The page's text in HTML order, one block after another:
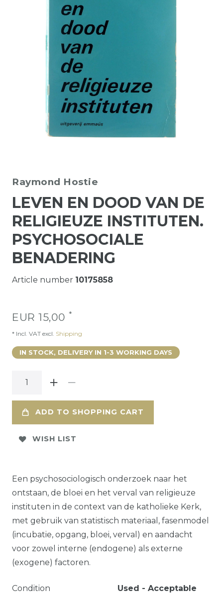
Raymond Hostie
LEVEN EN DOOD VAN DE
RELIGIEUZE INSTITUTEN.
PSYCHOSOCIALE
BENADERING
Article number 10175858
EUR 15,00 *
* Incl. VAT excl. Shipping
IN STOCK, DELIVERY IN 1-3 WORKING DAYS
ADD TO SHOPPING CART
WISH LIST
Een psychosociologisch onderzoek naar het
ontstaan, de bloei en het verval van religieuze
instituten in de context van de katholieke Kerk,
met gebruik van statistisch materiaal, fasenmodel
(incubatie, opgang, bloei, verval) en aandacht
voor zowel interne (endogene) als externe
(exogene) factoren.
Condition
Used - Acceptable